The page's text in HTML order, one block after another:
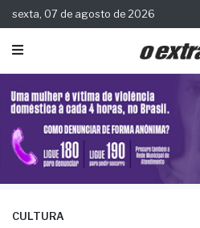
sexta, 07 de agosto de 2026
CULTURA